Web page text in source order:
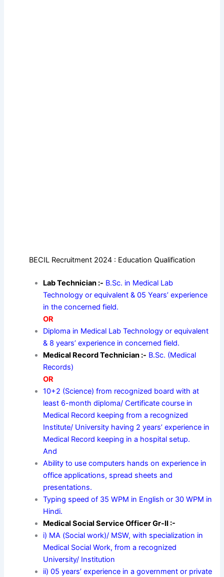
BECIL Recruitment 2024 : Education Qualification
Lab Technician :- B.Sc. in Medical Lab
Technology or equivalent & 05 Years’ experience
in the concerned field.
OR
Diploma in Medical Lab Technology or equivalent
& 8 years’ experience in concerned field.
Medical Record Technician :- B.Sc. (Medical
Records)
OR
10+2 (Science) from recognized board with at
least 6-month diploma/ Certificate course in
Medical Record keeping from a recognized
Institute/ University having 2 years’ experience in
Medical Record keeping in a hospital setup.
And
Ability to use computers hands on experience in
office applications, spread sheets and
presentations.
Typing speed of 35 WPM in English or 30 WPM in
Hindi.
Medical Social Service Officer Gr-II :-
i) MA (Social work)/ MSW, with specialization in
Medical Social Work, from a recognized
University/ Institution
ii) 05 years’ experience in a government or private